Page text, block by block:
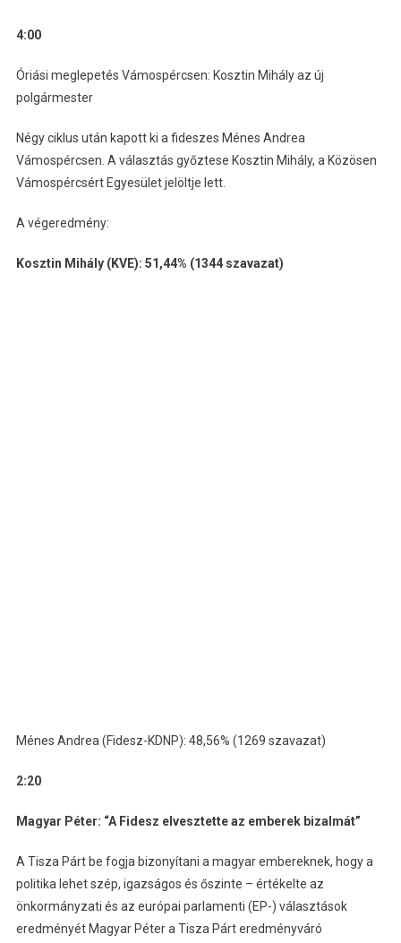
4:00
Óriási meglepetés Vámospércsen: Kosztin Mihály az új
polgármester
Négy ciklus után kapott ki a fideszes Ménes Andrea
Vámospércsen. A választás győztese Kosztin Mihály, a Közösen
Vámospércsért Egyesület jelöltje lett.
A végeredmény:
Kosztin Mihály (KVE): 51,44% (1344 szavazat)
Ménes Andrea (Fidesz-KDNP): 48,56% (1269 szavazat)
2:20
Magyar Péter: “A Fidesz elvesztette az emberek bizalmát”
A Tisza Párt be fogja bizonyítani a magyar embereknek, hogy a
politika lehet szép, igazságos és őszinte – értékelte az
önkormányzati és az európai parlamenti (EP-) választások
eredményét Magyar Péter a Tisza Párt eredményváró